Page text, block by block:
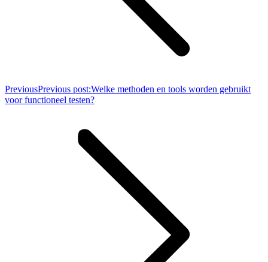
PreviousPrevious post:Welke methoden en tools worden gebruikt
voor functioneel testen?